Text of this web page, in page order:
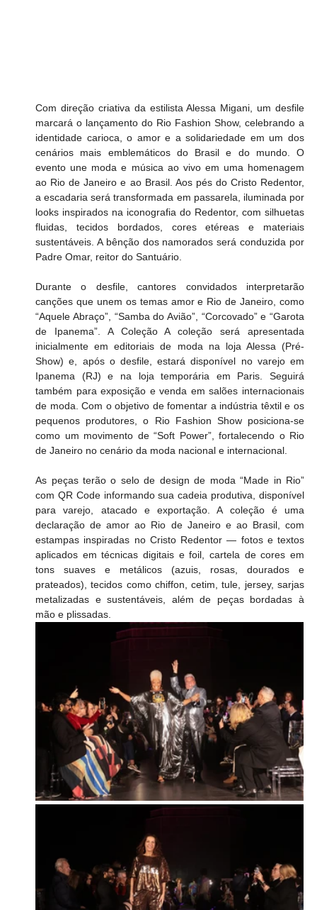
Com direção criativa da estilista Alessa Migani, um desfile
marcará o lançamento do Rio Fashion Show, celebrando a
identidade carioca, o amor e a solidariedade em um dos
cenários mais emblemáticos do Brasil e do mundo. O
evento une moda e música ao vivo em uma homenagem
ao Rio de Janeiro e ao Brasil. Aos pés do Cristo Redentor,
a escadaria será transformada em passarela, iluminada por
looks inspirados na iconografia do Redentor, com silhuetas
fluidas, tecidos bordados, cores etéreas e materiais
sustentáveis. A bênção dos namorados será conduzida por
Padre Omar, reitor do Santuário.
Durante o desfile, cantores convidados interpretarão
canções que unem os temas amor e Rio de Janeiro, como
“Aquele Abraço”, “Samba do Avião”, “Corcovado” e “Garota
de Ipanema”. A Coleção A coleção será apresentada
inicialmente em editoriais de moda na loja Alessa (Pré-
Show) e, após o desfile, estará disponível no varejo em
Ipanema (RJ) e na loja temporária em Paris. Seguirá
também para exposição e venda em salões internacionais
de moda. Com o objetivo de fomentar a indústria têxtil e os
pequenos produtores, o Rio Fashion Show posiciona-se
como um movimento de “Soft Power”, fortalecendo o Rio
de Janeiro no cenário da moda nacional e internacional.
As peças terão o selo de design de moda “Made in Rio”
com QR Code informando sua cadeia produtiva, disponível
para varejo, atacado e exportação. A coleção é uma
declaração de amor ao Rio de Janeiro e ao Brasil, com
estampas inspiradas no Cristo Redentor — fotos e textos
aplicados em técnicas digitais e foil, cartela de cores em
tons suaves e metálicos (azuis, rosas, dourados e
prateados), tecidos como chiffon, cetim, tule, jersey, sarjas
metalizadas e sustentáveis, além de peças bordadas à
mão e plissadas.